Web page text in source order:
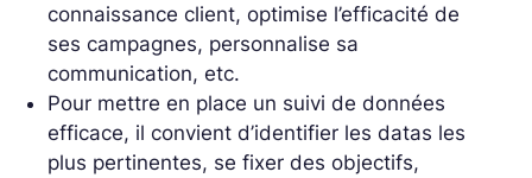
connaissance client, optimise l’efficacité de
ses campagnes, personnalise sa
communication, etc.
Pour mettre en place un suivi de données
efficace, il convient d’identifier les datas les
plus pertinentes, se fixer des objectifs,